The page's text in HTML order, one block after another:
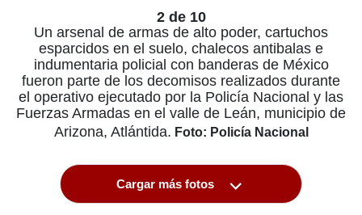
2 de 10
Un arsenal de armas de alto poder, cartuchos
esparcidos en el suelo, chalecos antibalas e
indumentaria policial con banderas de México
fueron parte de los decomisos realizados durante
el operativo ejecutado por la Policía Nacional y las
Fuerzas Armadas en el valle de Leán, municipio de
Arizona, Atlántida. Foto: Policía Nacional
Cargar más fotos